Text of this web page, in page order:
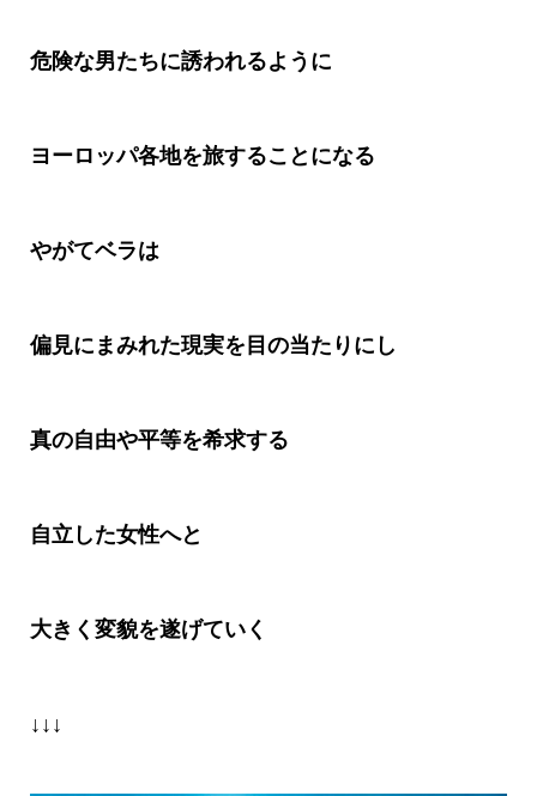
危険な男たちに誘われるように
ヨーロッパ各地を旅することになる
やがてベラは
偏見にまみれた現実を目の当たりにし
真の自由や平等を希求する
自立した女性へと
大きく変貌を遂げていく
↓↓↓